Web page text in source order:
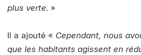
plus verte. »
Il a ajouté « Cependant, nous
que les habitants agissent en